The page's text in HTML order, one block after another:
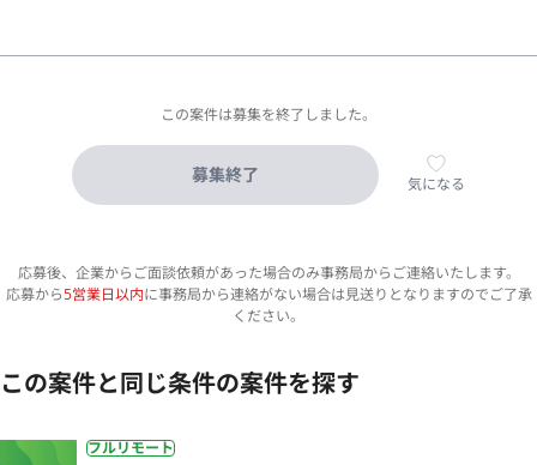
この案件は募集を終了しました。
募集終了 気になる
応募後、企業からご面談依頼があった場合のみ事務局からご連絡いたします。
応募から5営業日以内に事務局から連絡がない場合は見送りとなりますのでご了承
ください。
この案件と同じ条件の案件を探す
フルリモート